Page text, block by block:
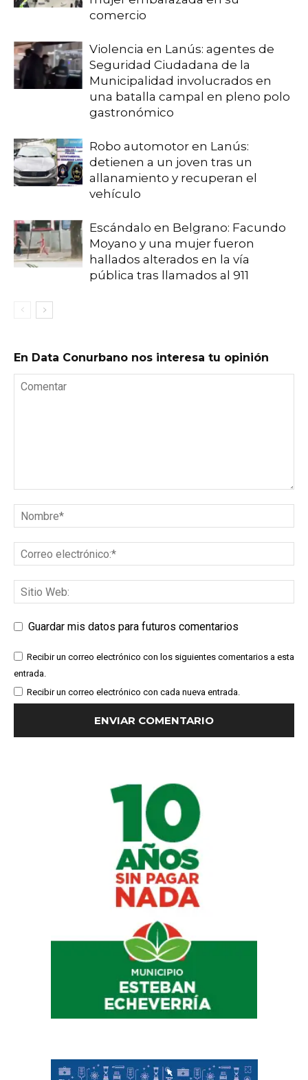
comercio
Violencia en Lanús: agentes de
Seguridad Ciudadana de la
Municipalidad involucrados en
una batalla campal en pleno polo
gastronómico
Robo automotor en Lanús:
detienen a un joven tras un
allanamiento y recuperan el
vehículo
Escándalo en Belgrano: Facundo
Moyano y una mujer fueron
hallados alterados en la vía
pública tras llamados al 911
En Data Conurbano nos interesa tu opinión
Guardar mis datos para futuros comentarios
Recibir un correo electrónico con los siguientes comentarios a esta
entrada.
Recibir un correo electrónico con cada nueva entrada.